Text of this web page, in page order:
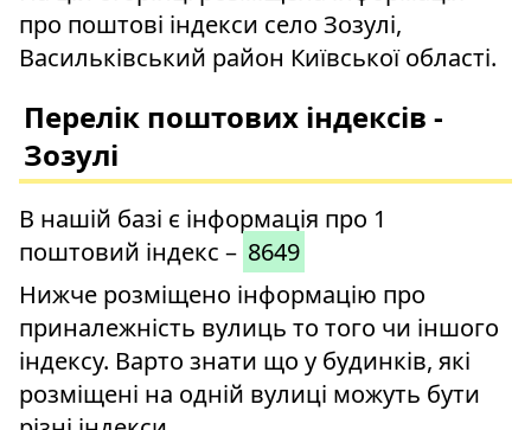
про поштові індекси село Зозулі,
Васильківський район Київської області.
Перелік поштових індексів -
Зозулі
В нашій базі є інформація про 1
поштовий індекс – 8649
Нижче розміщено інформацію про
приналежність вулиць то того чи іншого
індексу. Варто знати що у будинків, які
розміщені на одній вулиці можуть бути